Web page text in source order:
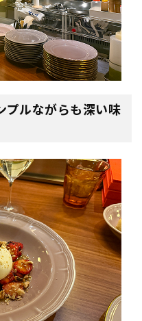
プルながらも深い味